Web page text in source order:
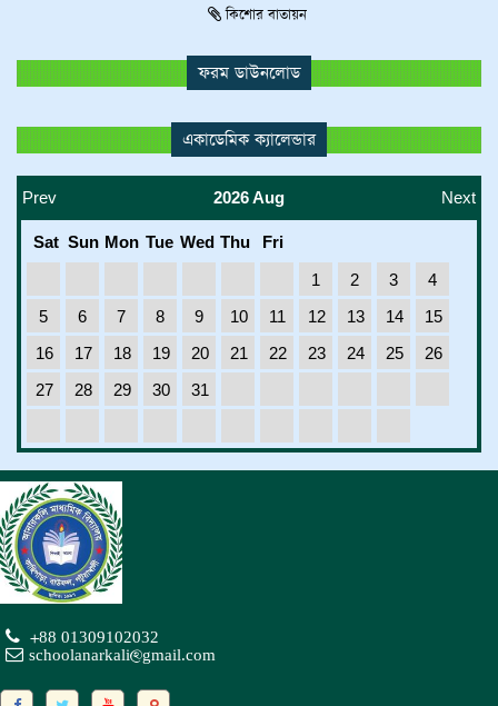
কিশোর বাতায়ন
ফরম ডাউনলোড
একাডেমিক ক্যালেন্ডার
Prev 2026 Aug Next
Sat Sun Mon Tue Wed Thu
Fri
1
2 3
4
5
6 7 8 9 10 11 12 13 14
15
16
17 18 19 20 21 22 23 24 25
26
27
28 29 30 31
+88 01309102032
schoolanarkali@gmail.com